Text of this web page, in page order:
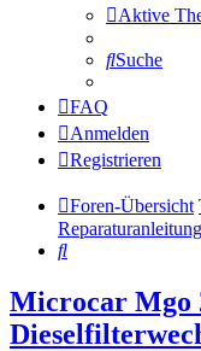
Aktive
Suche
FAQ
Anmelden
Registrieren
Foren-Übersicht
Suche
Microcar Mgo